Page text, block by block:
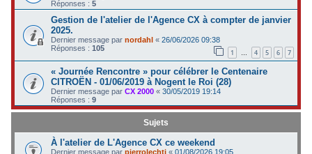
Réponses :5
Gestion de l'atelier de l'Agence CX à compter de janvier
2025.
Dernier message parnordahl «26/06/2026 09:38
Réponses :105 1 … 4 5 6 7
« Journée Rencontre » pour célébrer le Centenaire
CITROËN - 01/06/2019 à Nogent le Roi (28)
Dernier message parCX 2000 «30/05/2019 19:14
Réponses :9
Sujets
À l'atelier de L'Agence CX ce weekend
Dernier message parpierrolechti «01/08/2026 19:05